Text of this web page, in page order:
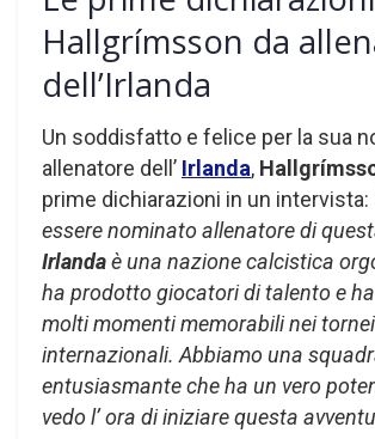
Hallgrímsson da
dell’Irlanda
Un soddisfatto e felice per la sua
allenatore dell’ Irlanda,
prime dichiarazioni in un intervista:
essere nominato allenatore di
Irlandaè una nazione calcistica
ha prodotto giocatori di talento e
molti momenti memorabili nei tornei
internazionali. Abbiamo una
entusiasmante che ha un vero
vedo l’ ora di iniziare questa